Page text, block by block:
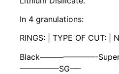
In 4 granulations:
RINGS: | TYPE OF CUT: |
Black———————-Super
—————SG—-